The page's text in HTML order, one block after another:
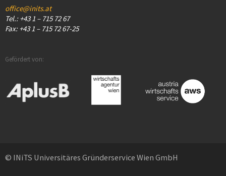
office@inits.at
Tel.: +43 1 – 715 72 67
Fax: +43 1 – 715 72 67-25
Gefördert von:
© INiTS Universitäres Gründerservice Wien GmbH